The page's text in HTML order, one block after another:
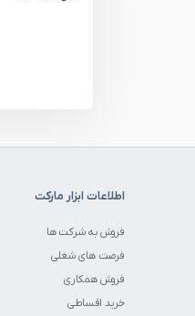
اطلاعات ابزار مارکت
فروش به شرکت ها
فرصت های شغلی
فروش همکاری
خرید اقساطی